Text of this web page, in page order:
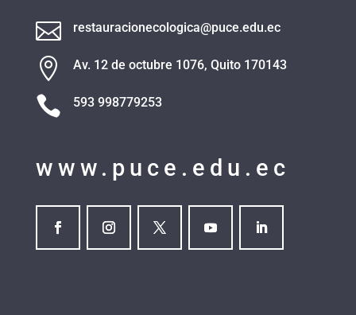
 restauracionecologica@puce.edu.ec
 Av. 12 de octubre 1076, Quito 170143
 593 998779253
www.puce.edu.ec